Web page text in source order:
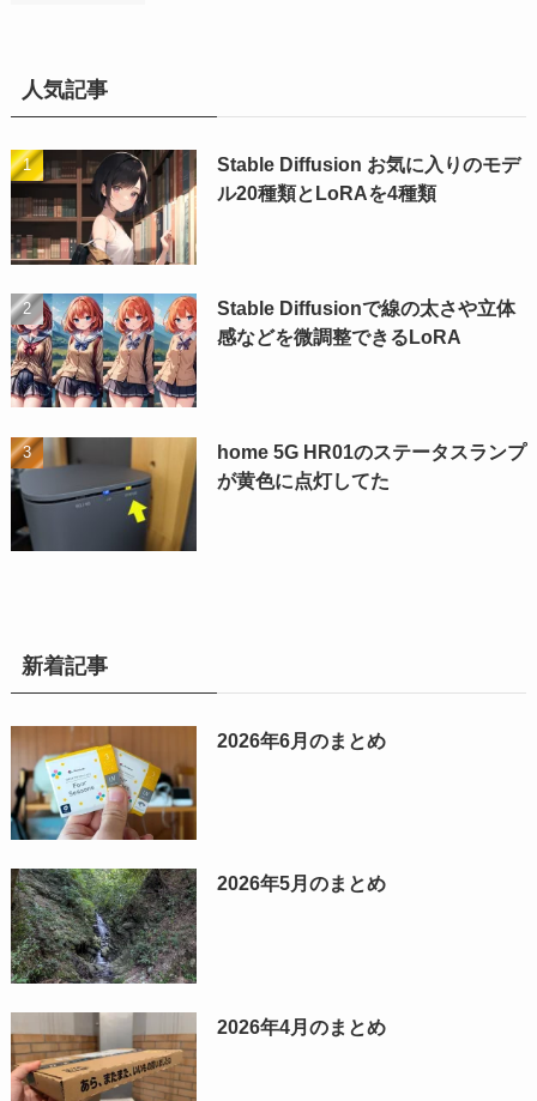
人気記事
Stable Diffusion お気に入りのモデ
ル20種類とLoRAを4種類
Stable Diffusionで線の太さや立体
感などを微調整できるLoRA
home 5G HR01のステータスランプ
が黄色に点灯してた
新着記事
2026年6月のまとめ
2026年5月のまとめ
2026年4月のまとめ